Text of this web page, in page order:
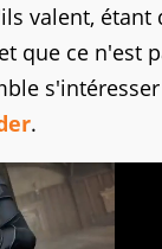
valent, étant
que ce n'est
.